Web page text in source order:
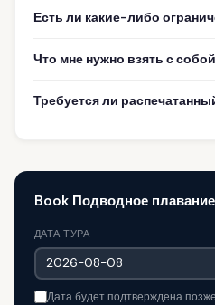
Есть ли какие-либо
Что мне нужно взять с
Требуется ли
Book Подводное
ДАТА ТУРА
Дата будет подтверждена позже